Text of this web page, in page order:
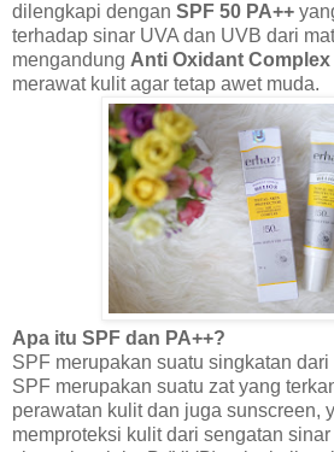
dilengkapi dengan SPF 50 PA++
terhadap sinar UVA dan UVB dari
mengandung Anti Oxidant Complex
merawat kulit agar tetap awet muda.
Apa itu SPF dan PA++?
SPF merupakan suatu singkatan
SPF merupakan suatu zat yang
perawatan kulit dan juga sunscreen,
memproteksi kulit dari sengatan